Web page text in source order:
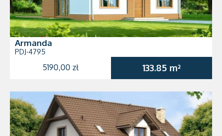
Armanda
PDJ-4795
5190,00 zł 133.85 m²